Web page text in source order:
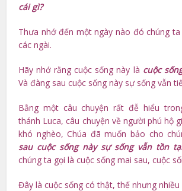
cái gì?
Thưa nhớ đến một ngày nào đó chúng
các ngài.
Hãy nhớ rằng cuộc sống này là cuộc
Và đàng sau cuộc sống này sự sống vẫn
Bằng một câu chuyện rất đễ hiểu
thánh Luca, câu chuyện về người phú hộ
khó nghèo, Chúa đã muốn bảo cho
sau cuộc sống này sự sống vẫn tồn
chúng ta gọi là cuộc sống mai sau, cuộc
Đây là cuộc sống có thật, thế nhưng